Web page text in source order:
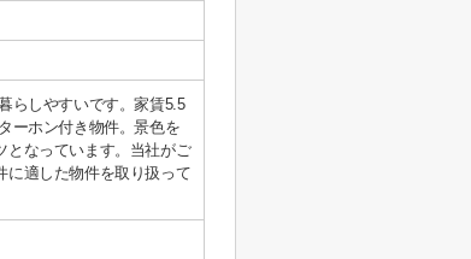
らしやすいです。家賃5.5
ーホン付き物件。景色を
となっています。当社がご
に適した物件を取り扱って